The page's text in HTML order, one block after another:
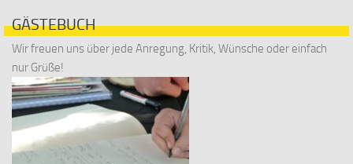
GÄSTEBUCH
Wir freuen uns über jede Anregung, Kritik, Wünsche oder einfach
nur Grüße!